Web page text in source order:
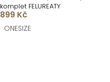
komplet FELUREATY
899 Kč
ONESIZE